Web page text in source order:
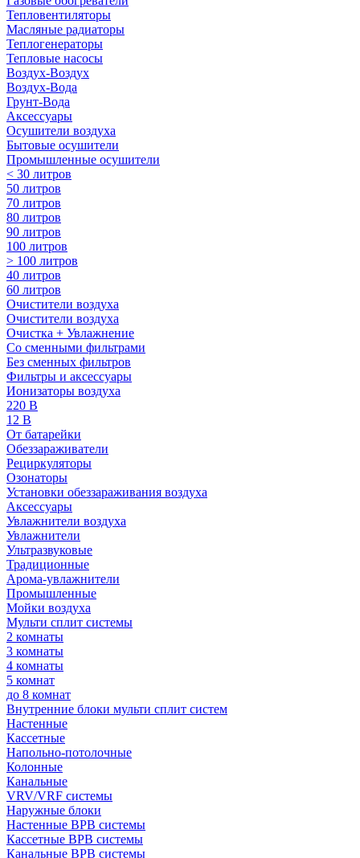
Тепловентиляторы
Масляные радиаторы
Теплогенераторы
Тепловые насосы
Воздух-Воздух
Воздух-Вода
Грунт-Вода
Аксессуары
Осушители воздуха
Бытовые осушители
Промышленные осушители
< 30 литров
50 литров
70 литров
80 литров
90 литров
100 литров
> 100 литров
40 литров
60 литров
Очистители воздуха
Очистители воздуха
Очистка + Увлажнение
Cо сменными фильтрами
Без сменных фильтров
Фильтры и аксессуары
Ионизаторы воздуха
220 В
12 В
От батарейки
Обеззараживатели
Рециркуляторы
Озонаторы
Установки обеззараживания воздуха
Аксессуары
Увлажнители воздуха
Увлажнители
Ультразвуковые
Традиционные
Арома-увлажнители
Промышленные
Мойки воздуха
Мульти сплит системы
2 комнаты
3 комнаты
4 комнаты
5 комнат
до 8 комнат
Внутренние блоки мульти сплит систем
Настенные
Кассетные
Напольно-потолочные
Колонные
Канальные
VRV/VRF системы
Наружные блоки
Настенные ВРВ системы
Кассетные ВРВ системы
Канальные ВРВ системы